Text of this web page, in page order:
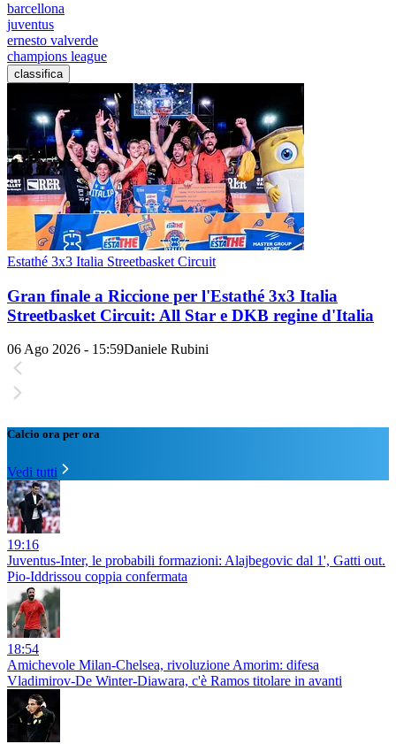
barcellona
juventus
ernesto valverde
champions league
classifica
Estathé 3x3 Italia Streetbasket Circuit
Gran finale a Riccione per l'Estathé 3x3 Italia
Streetbasket Circuit: All Star e DKB regine d'Italia
06 Ago 2026 - 15:59Daniele Rubini
Calcio ora per ora
Vedi tutti
19:16
Juventus-Inter, le probabili formazioni: Alajbegovic dal 1', Gatti out.
Pio-Iddrissou coppia confermata
18:54
Amichevole Milan-Chelsea, rivoluzione Amorim: difesa
Vladimirov-De Winter-Diawara, c'è Ramos titolare in avanti